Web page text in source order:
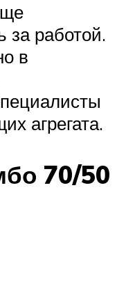
за работой.
в
агрегата.
70/50